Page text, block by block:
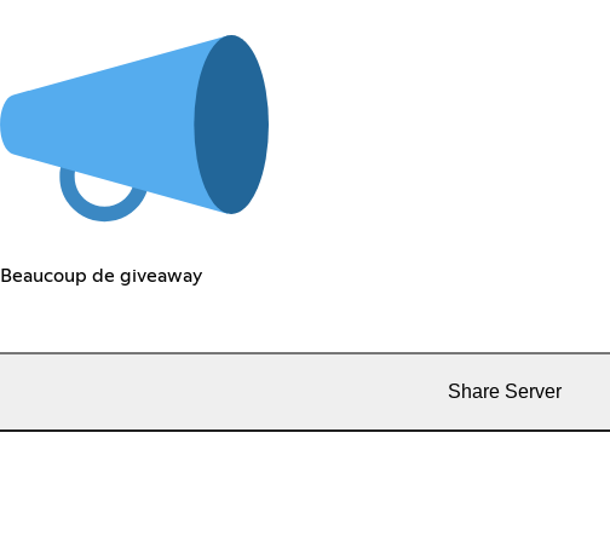
Beaucoup de giveaway
Share Server